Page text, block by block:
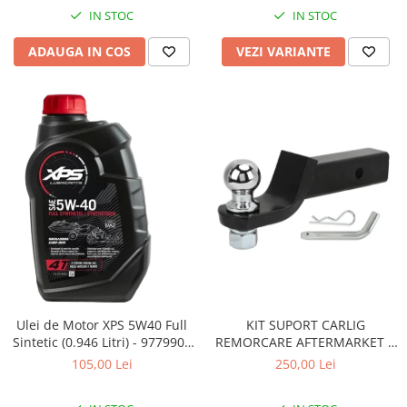
Fuzete
Pivoti
Rulmenti
Simering
Surub Bascula
Telescoape
Alimentare, Admisie & Evacuare
Admisie
ARC Toba
Carburator
Filtre aer
FILTRU BENZINA
IN STOC
ADAUGA IN COS
IN STOC
VEZI VARIANTE
Ulei de Motor XPS 5W40 Full
Sintetic (0.946 Litri) - 9779900
CAN AM
105,00 Lei
KIT SUPORT CARLIG
REMORCARE AFTERMARKET 2
INCH CU BILA SI STIFT 3.4
250,00 Lei